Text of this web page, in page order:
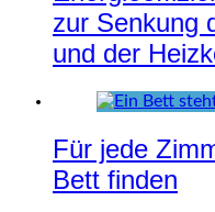
zur Senkung
und der
Für jede
Bett finden